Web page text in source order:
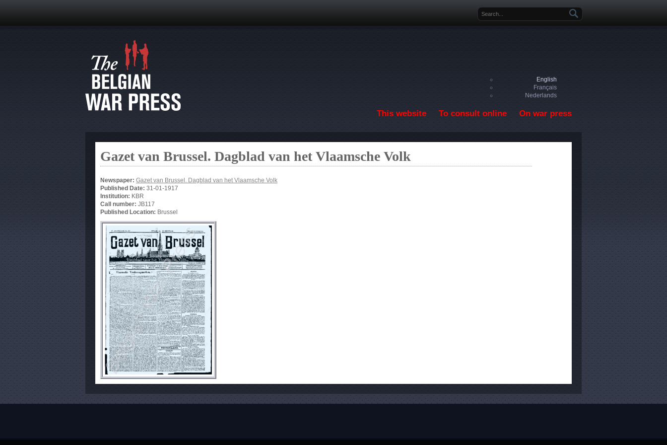
Search form
English
Français
Nederlands
This website To consult online On war press
Gazet van Brussel. Dagblad van het Vlaamsche Volk
Newspaper: Gazet van Brussel. Dagblad van het Vlaamsche Volk
Published Date: 31-01-1917
Institution: KBR
Call number: JB117
Published Location: Brussel